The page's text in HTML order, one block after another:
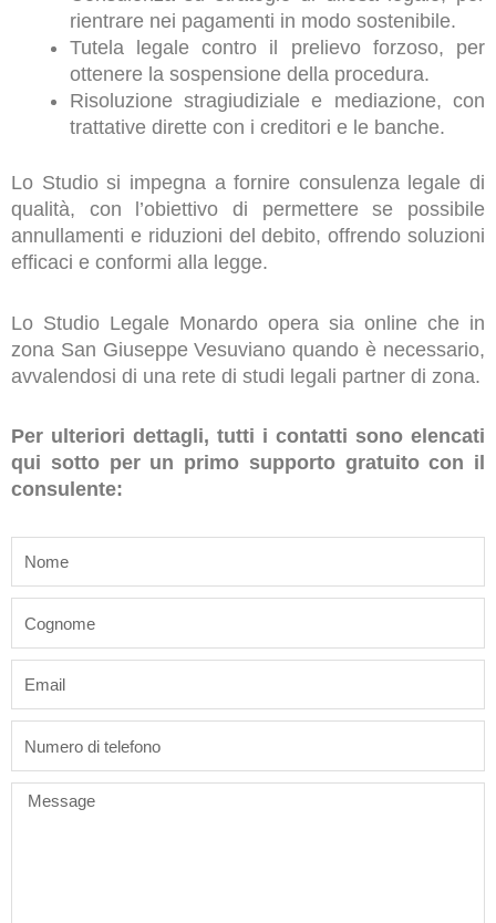
rientrare nei pagamenti in modo sostenibile.
Tutela legale contro il prelievo forzoso, per
ottenere la sospensione della procedura.
Risoluzione stragiudiziale e mediazione, con
trattative dirette con i creditori e le banche.
Lo Studio si impegna a fornire consulenza legale di
qualità, con l’obiettivo di permettere se possibile
annullamenti e riduzioni del debito, offrendo soluzioni
efficaci e conformi alla legge.
Lo Studio Legale Monardo opera sia online che in
zona San Giuseppe Vesuviano quando è necessario,
avvalendosi di una rete di studi legali partner di zona.
Per ulteriori dettagli, tutti i contatti sono elencati
qui sotto per un primo supporto gratuito con il
consulente:
Message